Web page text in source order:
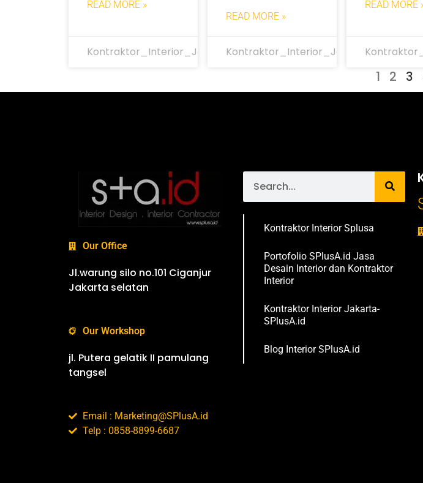
READ MORE »
Kontraktor_Interior_Jakarta
READ MORE »
Kontraktor_Interior_Jakarta
READ MORE
1 2 3
Our Office
Jl.warung silo no.101 Ciganjur
Jakarta selatan
Our Workshop
jl. Putera gelatik II pamulang
tangsel
Email : Marketing@SPlusA.id
Telp : 0858-8899-6687
Kontraktor Interior Splusa
Portofolio SPlusA.id Jasa
Desain Interior dan Kontraktor
Interior
Kontraktor Interior Jakarta-
SPlusA.id
Blog Interior SPlusA.id